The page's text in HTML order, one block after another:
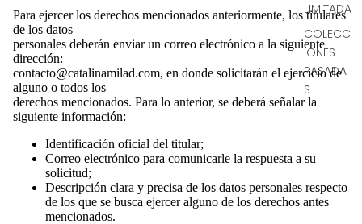
LIMITADA
COLECC
IONES
PASADA
S
Para ejercer los derechos mencionados anteriormente, los titulares
de los datos
personales deberán enviar un correo electrónico a la siguiente
dirección:
contacto@catalinamilad.com, en donde solicitarán el ejercicio de
alguno o todos los
derechos mencionados. Para lo anterior, se deberá señalar la
siguiente información:
Identificación oficial del titular;
Correo electrónico para comunicarle la respuesta a su
solicitud;
Descripción clara y precisa de los datos personales respecto
de los que se busca ejercer alguno de los derechos antes
mencionados.